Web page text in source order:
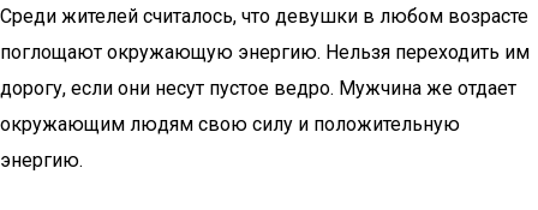
Среди жителей считалось, что девушки в любом возрасте
поглощают окружающую энергию. Нельзя переходить им
дорогу, если они несут пустое ведро. Мужчина же отдает
окружающим людям свою силу и положительную
энергию.